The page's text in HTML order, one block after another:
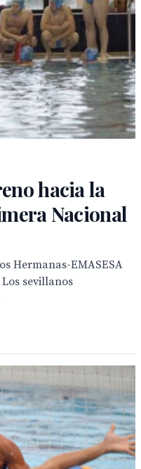
hacia la
Nacional
Hermanas-EMASESA
sevillanos